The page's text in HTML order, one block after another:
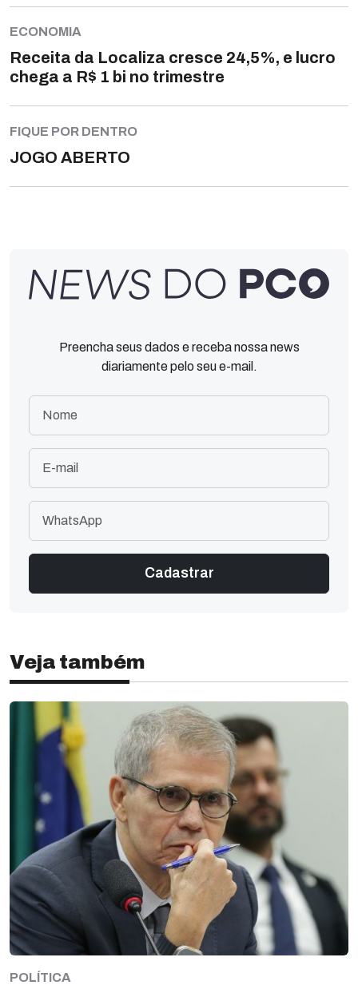
ECONOMIA
Receita da Localiza cresce 24,5%, e lucro
chega a R$ 1 bi no trimestre
FIQUE POR DENTRO
JOGO ABERTO
Preencha seus dados e receba nossa news
diariamente pelo seu e-mail.
Veja também
POLÍTICA